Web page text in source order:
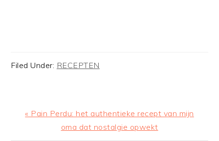
Filed Under: RECEPTEN
Previous
« Pain Perdu: het authentieke recept van mijn
oma dat nostalgie opwekt